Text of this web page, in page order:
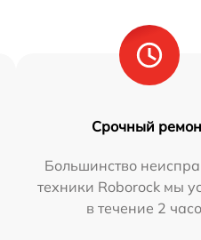
Срочный
Большинство
техники Roborock мы
в течение 2